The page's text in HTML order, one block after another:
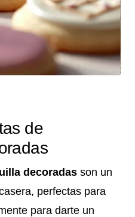
de
decoradas son un
perfectas para
para darte un